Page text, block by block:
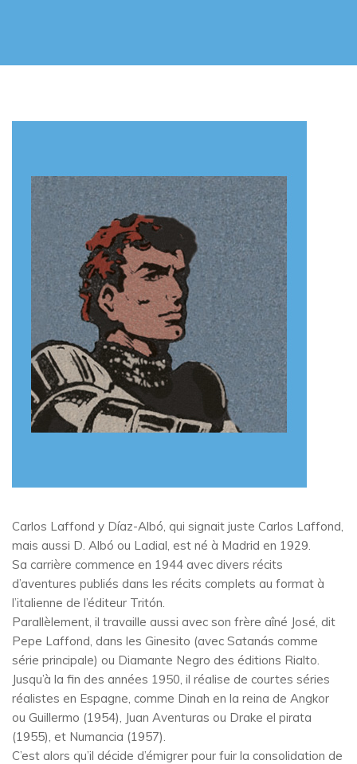
Carlos Laffond y Díaz-Albó, qui signait juste Carlos Laffond,
mais aussi D. Albó ou Ladial, est né à Madrid en 1929.
Sa carrière commence en 1944 avec divers récits
d’aventures publiés dans les récits complets au format à
l’italienne de l’éditeur Tritón.
Parallèlement, il travaille aussi avec son frère aîné José, dit
Pepe Laffond, dans les Ginesito (avec Satanás comme
série principale) ou Diamante Negro des éditions Rialto.
Jusqu’à la fin des années 1950, il réalise de courtes séries
réalistes en Espagne, comme Dinah en la reina de Angkor
ou Guillermo (1954), Juan Aventuras ou Drake el pirata
(1955), et Numancia (1957).
C’est alors qu’il décide d’émigrer pour fuir la consolidation de